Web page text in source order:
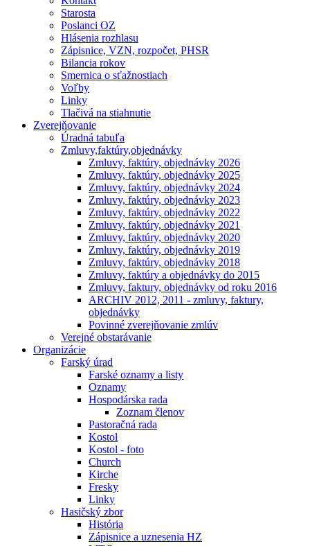
Starosta
Poslanci OZ
Hlásenia rozhlasu
Zápisnice, VZN, rozpočet, PHSR
Bilancia rokov
Smernica o sťažnostiach
Voľby
Linky
Tlačivá na stiahnutie
Zverejňovanie
Úradná tabuľa
Zmluvy,faktúry,objednávky
Zmluvy, faktúry, objednávky 2026
Zmluvy, faktúry, objednávky 2025
Zmluvy, faktúry, objednávky 2024
Zmluvy, faktúry, objednávky 2023
Zmluvy, faktúry, objednávky 2022
Zmluvy, faktúry, objednávky 2021
Zmluvy, faktúry, objednávky 2020
Zmluvy, faktúry, objednávky 2019
Zmluvy, faktúry, objednávky 2018
Zmluvy, faktúry a objednávky do 2015
Zmluvy, faktury, objednávky od roku 2016
ARCHIV 2012, 2011 - zmluvy, faktury,
objednávky
Povinné zverejňovanie zmlúv
Verejné obstarávanie
Organizácie
Farský úrad
Farské oznamy a listy
Oznamy
Hospodárska rada
Zoznam členov
Pastoračná rada
Kostol
Kostol - foto
Church
Kirche
Fresky
Linky
Hasičský zbor
História
Zápisnice a uznesenia HZ